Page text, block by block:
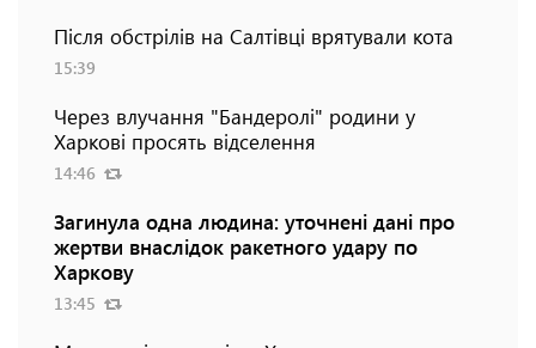
Після обстрілів на Салтівці врятували кота
15:39
Через влучання "Бандеролі" родини у
Харкові просять відселення
14:46
Загинула одна людина: уточнені дані про
жертви внаслідок ракетного удару по
Харкову
13:45